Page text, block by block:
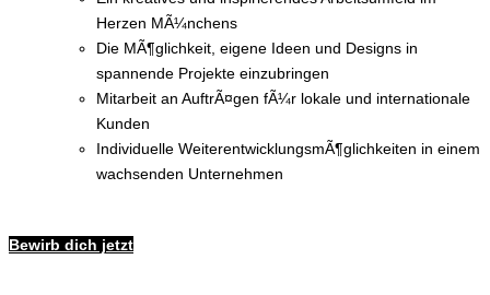
Herzen MÃ¼nchens
Die MÃ¶glichkeit, eigene Ideen und Designs in
spannende Projekte einzubringen
Mitarbeit an AuftrÃ¤gen fÃ¼r lokale und internationale
Kunden
Individuelle WeiterentwicklungsmÃ¶glichkeiten in einem
wachsenden Unternehmen
Bewirb dich jetzt